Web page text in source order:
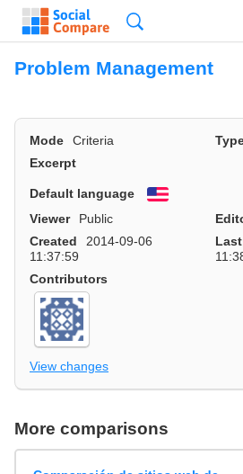
Problem Management
Mode Criteria
Excerpt
Default language
English
Viewer
Public
Created
2014-09-06
11:37:59
Contributors
View changes
More comparisons